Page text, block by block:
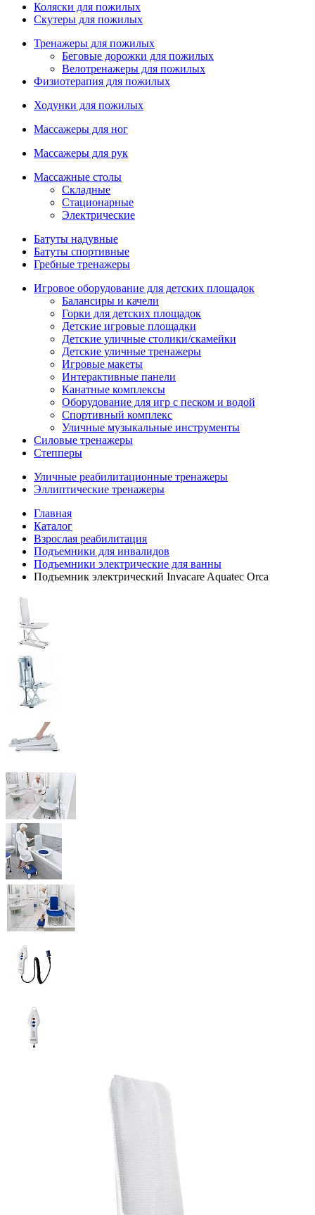
Коляски для пожилых
Скутеры для пожилых
Тренажеры для пожилых
Беговые дорожки для пожилых
Велотренажеры для пожилых
Физиотерапия для пожилых
Ходунки для пожилых
Массажеры для ног
Массажеры для рук
Массажные столы
Складные
Стационарные
Электрические
Батуты надувные
Батуты спортивные
Гребные тренажеры
Игровое оборудование для детских площадок
Балансиры и качели
Горки для детских площадок
Детские игровые площадки
Детские уличные столики/скамейки
Детские уличные тренажеры
Игровые макеты
Интерактивные панели
Канатные комплексы
Оборудование для игр с песком и водой
Спортивный комплекс
Уличные музыкальные инструменты
Силовые тренажеры
Степперы
Уличные реабилитационные тренажеры
Эллиптические тренажеры
Главная
Каталог
Взрослая реабилитация
Подъемники для инвалидов
Подъемники электрические для ванны
Подъемник электрический Invacare Aquatec Orca